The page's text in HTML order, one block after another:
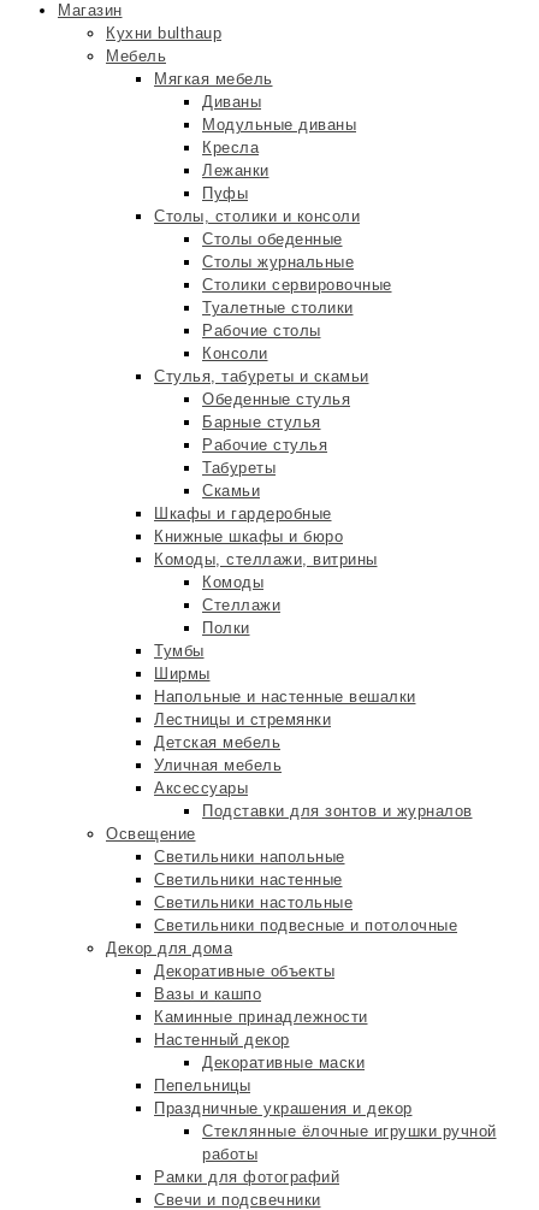
Магазин
Кухни bulthaup
Мебель
Мягкая мебель
Диваны
Модульные диваны
Кресла
Лежанки
Пуфы
Столы, столики и консоли
Столы обеденные
Столы журнальные
Столики сервировочные
Туалетные столики
Рабочие столы
Консоли
Стулья, табуреты и скамьи
Обеденные стулья
Барные стулья
Рабочие стулья
Табуреты
Скамьи
Шкафы и гардеробные
Книжные шкафы и бюро
Комоды, стеллажи, витрины
Комоды
Стеллажи
Полки
Тумбы
Ширмы
Напольные и настенные вешалки
Лестницы и стремянки
Детская мебель
Уличная мебель
Аксессуары
Подставки для зонтов и журналов
Освещение
Светильники напольные
Светильники настенные
Светильники настольные
Светильники подвесные и потолочные
Декор для дома
Декоративные объекты
Вазы и кашпо
Каминные принадлежности
Настенный декор
Декоративные маски
Пепельницы
Праздничные украшения и декор
Стеклянные ёлочные игрушки ручной
работы
Рамки для фотографий
Свечи и подсвечники